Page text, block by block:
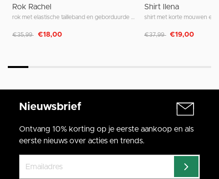
Rok Rachel
Afgeprijsd van
€35,99 naar
€18,00
Shirt Ilena
Afgeprijsd van
€37,99 naar
€19,00
Nieuwsbrief
Ontvang 10% korting op je eerste aankoop en als
eerste nieuws over acties en trends.